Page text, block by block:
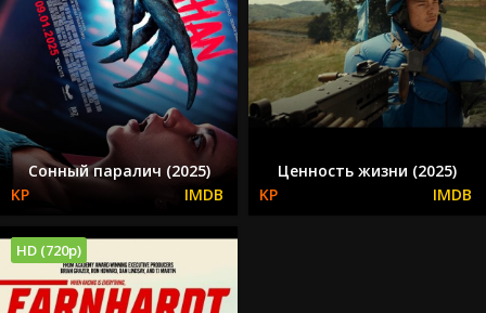
Сонный паралич (2025) Ценность жизни (2025)
HD (720p)